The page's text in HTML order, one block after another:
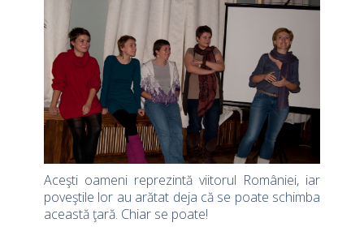
Aceşti oameni reprezintă viitorul României, iar
poveştile lor au arătat deja că se poate schimba
această ţară. Chiar se poate!